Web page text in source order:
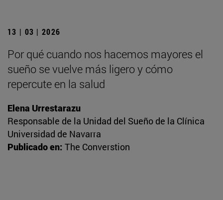
13 | 03 | 2026
Por qué cuando nos hacemos mayores el
sueño se vuelve más ligero y cómo
repercute en la salud
Elena Urrestarazu
Responsable de la Unidad del Sueño de la Clínica
Universidad de Navarra
Publicado en: The Converstion